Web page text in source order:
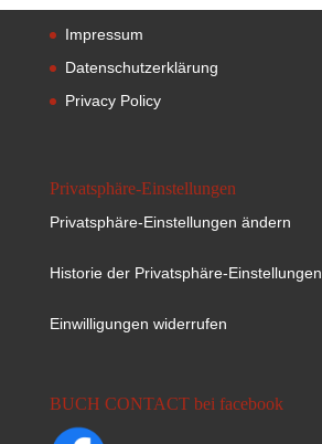
Impressum
Datenschutzerklärung
Privacy Policy
Privatsphäre-Einstellungen
Privatsphäre-Einstellungen ändern
Historie der Privatsphäre-Einstellungen
Einwilligungen widerrufen
BUCH CONTACT bei facebook